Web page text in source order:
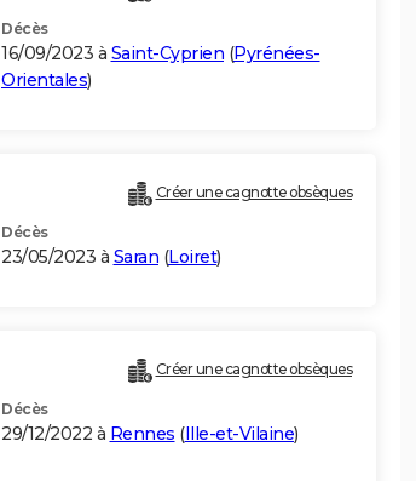
Décès
16/09/2023 à Saint-Cyprien (Pyrénées-
Orientales)
Créer une cagnotte obsèques
Décès
23/05/2023 à Saran (Loiret)
Créer une cagnotte obsèques
Décès
29/12/2022 à Rennes (Ille-et-Vilaine)